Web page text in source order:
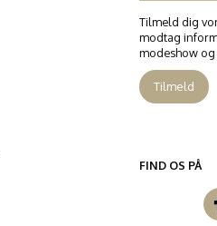
Tilmeld dig
modtag
modeshow og
Tilmeld
FIND OS PÅ